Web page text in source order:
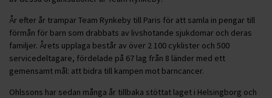
År efter år trampar Team Rynkeby till Paris för att samla in pengar till
förmån för barn som drabbats av livshotande sjukdomar och deras
familjer. Årets upplaga består av över 2 100 cyklister och 500
servicedeltagare, fördelade på 67 lag från 8 länder med ett
gemensamt mål: att bidra till kampen mot barncancer.
Ohlssons har sedan många år tillbaka stöttat laget i Helsingborg och